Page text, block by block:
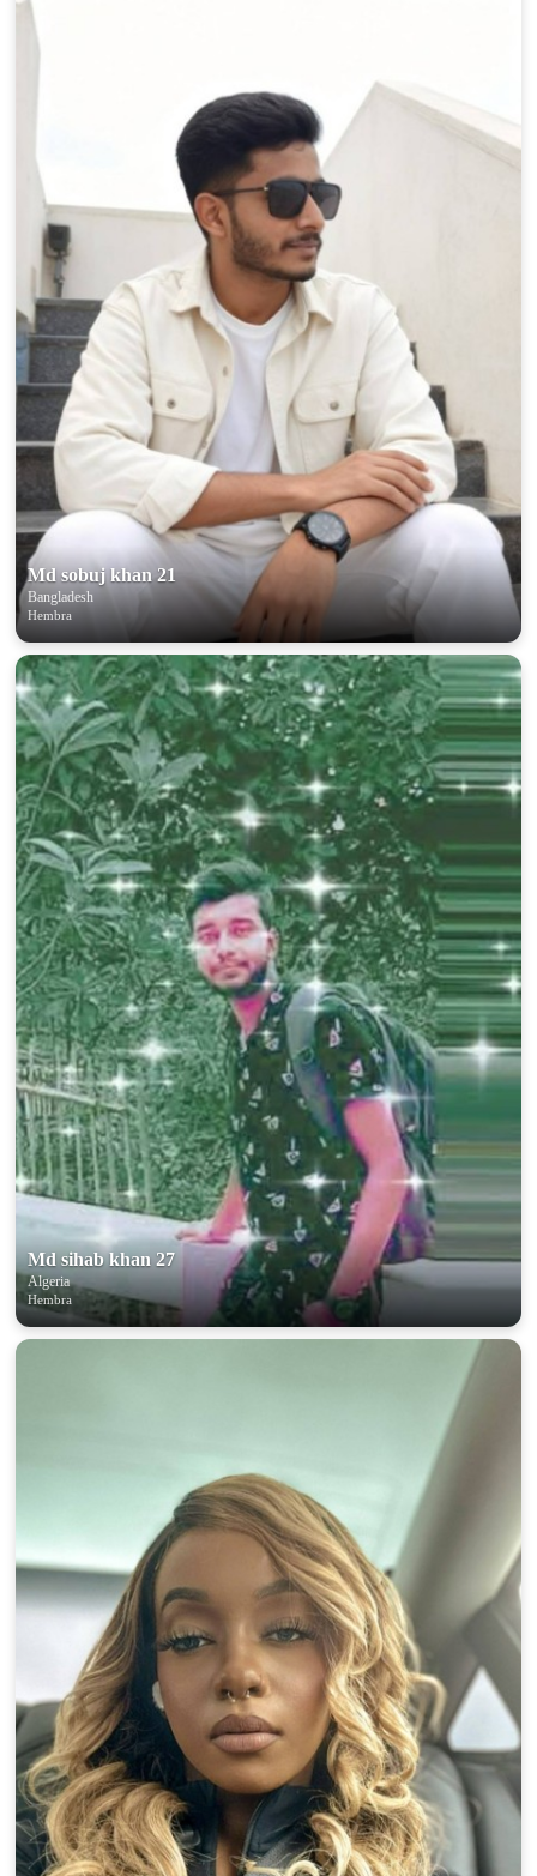
Md sobuj khan 21
Bangladesh
Hembra
Md sihab khan 27
Algeria
Hembra